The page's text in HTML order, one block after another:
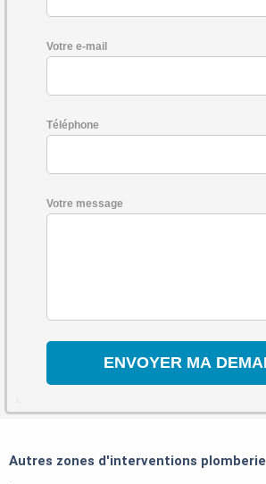
Votre e-mail
Téléphone
Votre message
Autres zones d'interventions plomberie